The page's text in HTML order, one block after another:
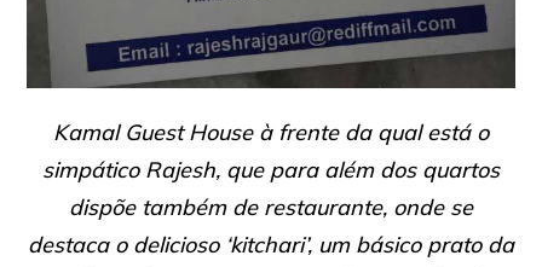
Kamal Guest House à frente da qual está o
simpático Rajesh, que para além dos quartos
dispõe também de restaurante, onde se
destaca o delicioso ‘kitchari’, um básico prato da